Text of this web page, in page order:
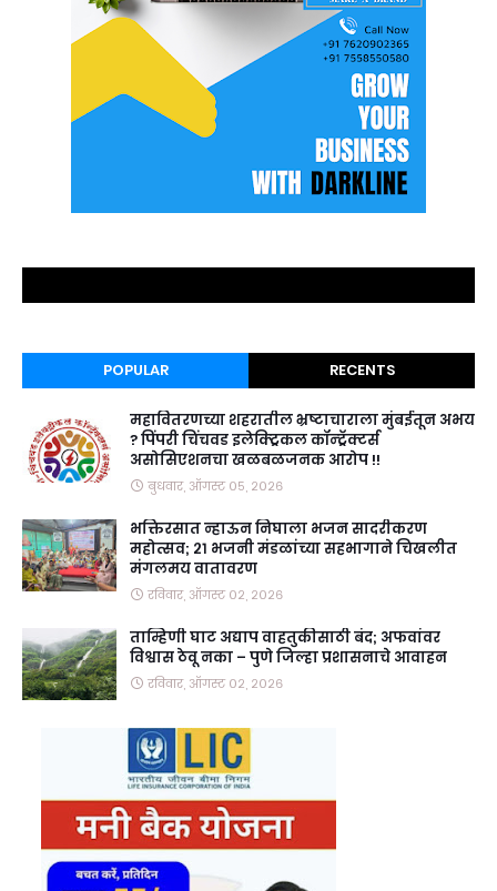
POPULAR RECENTS
महावितरणच्या शहरातील भ्रष्टाचाराला मुंबईतून अभय
? पिंपरी चिंचवड इलेक्ट्रिकल कॉन्ट्रॅक्टर्स
असोसिएशनचा खळबळजनक आरोप !!
बुधवार, ऑगस्ट ०५, २०२६
भक्तिरसात न्हाऊन निघाला भजन सादरीकरण
महोत्सव; २१ भजनी मंडळांच्या सहभागाने चिखलीत
मंगलमय वातावरण
रविवार, ऑगस्ट ०२, २०२६
ताम्हिणी घाट अद्याप वाहतुकीसाठी बंद; अफवांवर
विश्वास ठेवू नका – पुणे जिल्हा प्रशासनाचे आवाहन
रविवार, ऑगस्ट ०२, २०२६